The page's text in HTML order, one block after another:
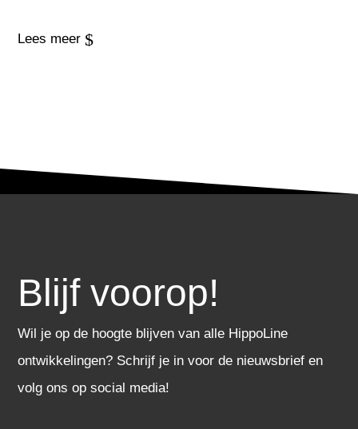
Lees meer $
Blijf voorop!
Wil je op de hoogte blijven van alle HippoLine
ontwikkelingen? Schrijf je in voor de nieuwsbrief en
volg ons op social media!